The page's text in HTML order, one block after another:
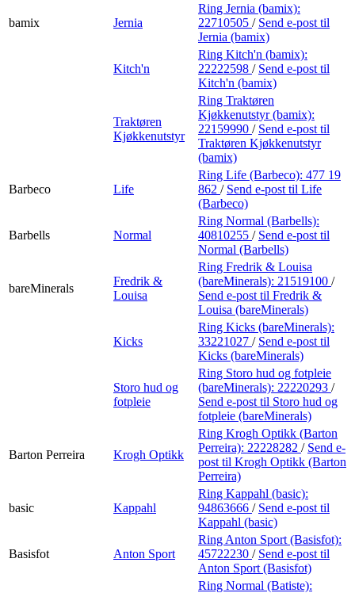
bamix Jernia
Ring Jernia (bamix):
22710505 / Send e-post til
Jernia (bamix)
Kitch'n
Ring Kitch'n (bamix):
22222598 / Send e-post til
Kitch'n (bamix)
Traktøren
Kjøkkenutstyr
Ring Traktøren
Kjøkkenutstyr (bamix):
22159990 / Send e-post til
Traktøren Kjøkkenutstyr
(bamix)
Barbeco Life
Ring Life (Barbeco): 477 19
862 / Send e-post til Life
(Barbeco)
Barbells Normal
Ring Normal (Barbells):
40810255 / Send e-post til
Normal (Barbells)
bareMinerals
Fredrik &
Louisa
Ring Fredrik & Louisa
(bareMinerals): 21519100 /
Send e-post til Fredrik &
Louisa (bareMinerals)
Kicks
Ring Kicks (bareMinerals):
33221027 / Send e-post til
Kicks (bareMinerals)
Storo hud og
fotpleie
Ring Storo hud og fotpleie
(bareMinerals): 22220293 /
Send e-post til Storo hud og
fotpleie (bareMinerals)
Barton Perreira Krogh Optikk
Ring Krogh Optikk (Barton
Perreira): 22228282 / Send e-
post til Krogh Optikk (Barton
Perreira)
basic Kappahl
Ring Kappahl (basic):
94863666 / Send e-post til
Kappahl (basic)
Basisfot Anton Sport
Ring Anton Sport (Basisfot):
45722230 / Send e-post til
Anton Sport (Basisfot)
Ring Normal (Batiste):